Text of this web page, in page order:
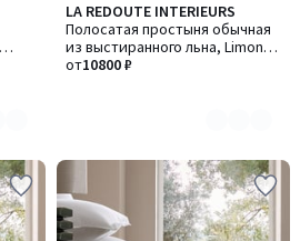
LA REDOUTE INTERIEURS
Полосатая простыня обычная
из выстиранного льна, Limona /
Лимона
от10800 ₽
Количество
цветов:
2